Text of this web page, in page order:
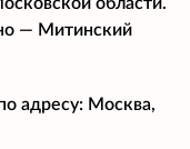
— Митинский
адресу: Москва,